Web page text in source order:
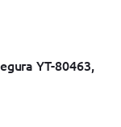
YT-80463,